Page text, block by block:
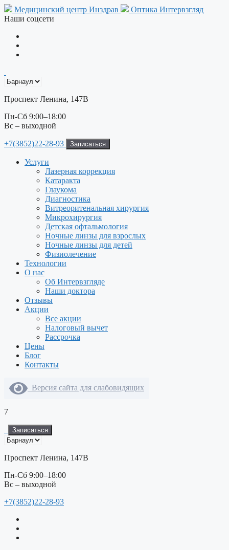
Перейти
к
Медицинский центр Инздрав
Оптика Интервзгляд
Наши соцсети
Проспект Ленина, 147В
Пн-Сб 9:00–18:00
Вс – выходной
+7(3852)22-28-93 Записаться
Услуги
Лазерная коррекция
Катаракта
Глаукома
Диагностика
Витреоритенальная хирургия
Микрохирургия
Детская офтальмология
Ночные линзы для взрослых
Ночные линзы для детей
Физиолечение
Технологии
О нас
Об Интервзгляде
Наши доктора
Отзывы
Акции
Все акции
Налоговый вычет
Рассрочка
Цены
Блог
Контакты
Версия сайта для слабовидящих
7
Записаться
Проспект Ленина, 147В
Пн-Сб 9:00–18:00
Вс – выходной
+7(3852)22-28-93